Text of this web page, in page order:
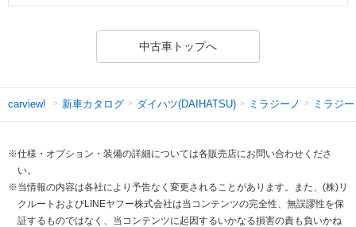
中古車トップへ
carview! 新車カタログ ダイハツ(DAIHATSU) ミラジーノ ミラジ
※仕様・オプション・装備の詳細については各販売店にお問い合わせくださ
い。
※当情報の内容は各社により予告なく変更されることがあります。また、(株)リ
クルートおよびLINEヤフー株式会社は当コンテンツの完全性、無誤謬性を保
証するものではなく、当コンテンツに起因するいかなる損害の責も負いかね